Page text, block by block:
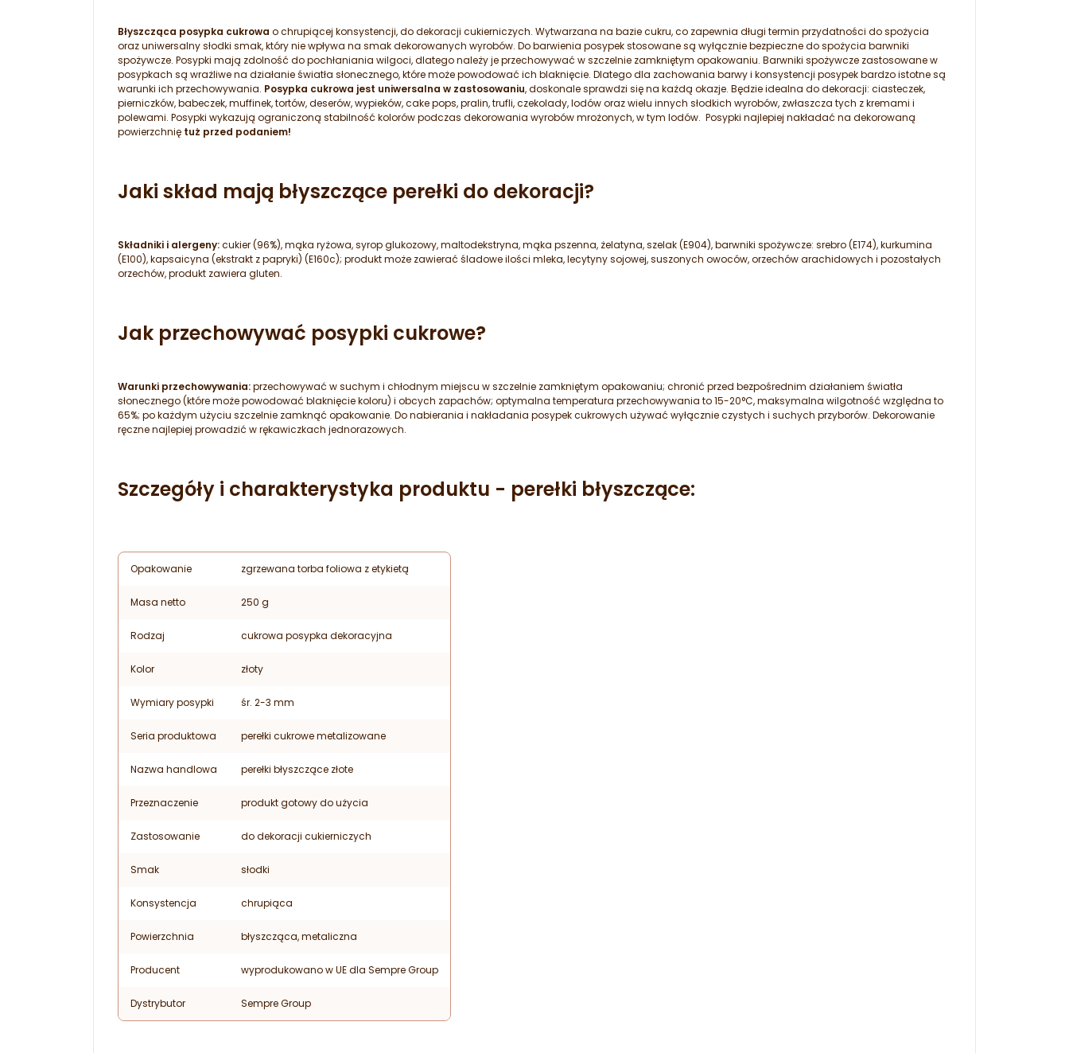
Błyszcząca posypka cukrowa o chrupiącej konsystencji, do dekoracji cukierniczych. Wytwarzana na bazie cukru, co zapewnia długi termin przydatności do spożycia
oraz uniwersalny słodki smak, który nie wpływa na smak dekorowanych wyrobów. Do barwienia posypek stosowane są wyłącznie bezpieczne do spożycia barwniki
spożywcze. Posypki mają zdolność do pochłaniania wilgoci, dlatego należy je przechowywać w szczelnie zamkniętym opakowaniu. Barwniki spożywcze zastosowane w
posypkach są wrażliwe na działanie światła słonecznego, które może powodować ich blaknięcie. Dlatego dla zachowania barwy i konsystencji posypek bardzo istotne są
warunki ich przechowywania. Posypka cukrowa jest uniwersalna w zastosowaniu, doskonale sprawdzi się na każdą okazje. Będzie idealna do dekoracji: ciasteczek,
pierniczków, babeczek, muffinek, tortów, deserów, wypieków, cake pops, pralin, trufli, czekolady, lodów oraz wielu innych słodkich wyrobów, zwłaszcza tych z kremami i
polewami. Posypki wykazują ograniczoną stabilność kolorów podczas dekorowania wyrobów mrożonych, w tym lodów. Posypki najlepiej nakładać na dekorowaną
powierzchnię tuż przed podaniem!
Jaki skład mają błyszczące perełki do dekoracji?
Składniki i alergeny:cukier (96%), mąka ryżowa, syrop glukozowy, maltodekstryna, mąka pszenna, żelatyna, szelak (E904), barwniki spożywcze: srebro (E174), kurkumina
(E100), kapsaicyna (ekstrakt z papryki) (E160c); produkt może zawierać śladowe ilości mleka, lecytyny sojowej, suszonych owoców, orzechów arachidowych i pozostałych
orzechów, produkt zawiera gluten.
Jak przechowywać posypki cukrowe?
Warunki przechowywania:przechowywać w suchym i chłodnym miejscu w szczelnie zamkniętym opakowaniu; chronić przed bezpośrednim działaniem światła
słonecznego (które może powodować blaknięcie koloru) i obcych zapachów; optymalna temperatura przechowywania to 15-20°C, maksymalna wilgotność względna to
65%; po każdym użyciu szczelnie zamknąć opakowanie. Do nabierania i nakładania posypek cukrowych używać wyłącznie czystych i suchych przyborów. Dekorowanie
ręczne najlepiej prowadzić w rękawiczkach jednorazowych.
Szczegóły i charakterystyka produktu - perełki błyszczące:
Opakowanie zgrzewana torba foliowa z etykietą
Masa netto 250 g
Rodzaj cukrowa posypka dekoracyjna
Kolor złoty
Wymiary posypki śr. 2-3 mm
Seria produktowa perełki cukrowe metalizowane
Nazwa handlowa perełki błyszczące złote
Przeznaczenie produkt gotowy do użycia
Zastosowanie do dekoracji cukierniczych
Smak słodki
Konsystencja chrupiąca
Powierzchnia błyszcząca, metaliczna
Producent wyprodukowano w UE dla Sempre Group
Dystrybutor Sempre Group